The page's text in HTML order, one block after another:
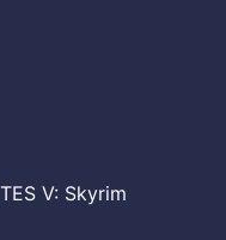
V: Skyrim